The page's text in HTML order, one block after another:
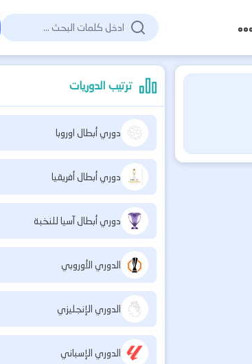
ترتيب الدوريات
دوري أبطال اوروبا
دوري أبطال أفريقيا
دوري أبطال آسيا للنخبة
الدوري الأوروبي
الدوري الإنجليزي
الدوري الإسباني